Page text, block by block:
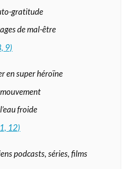
gratitude
de mal-être
9)
en super héroïne
froide
12)
podcasts, séries, films